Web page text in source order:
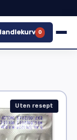
0
Uten resept